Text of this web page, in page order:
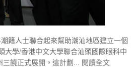
籍人士聯合起來幫助潮汕地區建立一個
大學/香港中文大學聯合汕頭國際眼科中
饒正式展開。這計劃... 閱讀全文